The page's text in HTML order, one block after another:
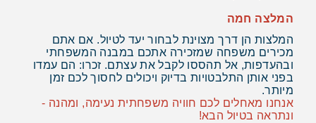
המלצה חמה
המלצות הן דרך מצוינת לבחור יעד לטיול. אם אתם
מכירים משפחה שמזכירה אתכם במבנה המשפחתי
ובהעדפות, אל תהססו לקבל את עצתם. זכרו: הם עמדו
בפני אותן התלבטויות בדיוק ויכולים לחסוך לכם זמן
מיותר.
אנחנו מאחלים לכם חוויה משפחתית נעימה, ומהנה -
ונתראה בטיול הבא!